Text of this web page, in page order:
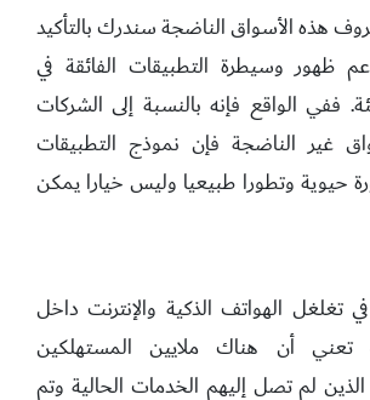
هذه الأسواق الناضجة سندرك بالتأكيد
ظهور وسيطرة التطبيقات الفائقة في
ففي الواقع فإنه بالنسبة إلى الشركات
غير الناضجة فإن نموذج التطبيقات
حيوية وتطورا طبيعيا وليس خيارا يمكن
في تغلغل الهواتف الذكية والإنترنت داخل
تعني أن هناك ملايين المستهلكين
لم تصل إليهم الخدمات الحالية وتم